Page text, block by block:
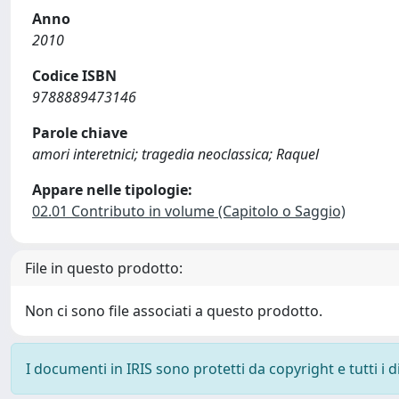
Anno
2010
Codice ISBN
9788889473146
Parole chiave
amori interetnici; tragedia neoclassica; Raquel
Appare nelle tipologie:
02.01 Contributo in volume (Capitolo o Saggio)
File in questo prodotto:
Non ci sono file associati a questo prodotto.
I documenti in IRIS sono protetti da copyright e tutti i